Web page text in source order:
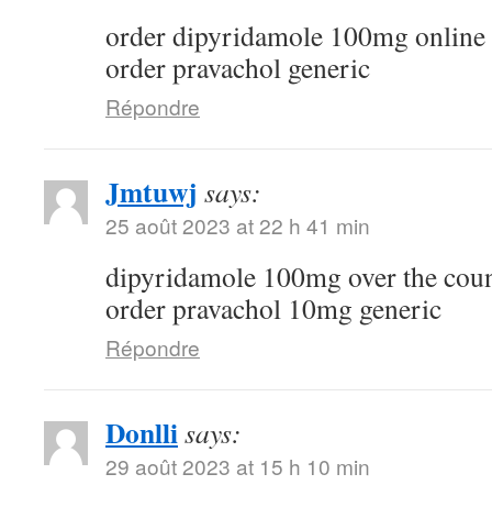
order dipyridamole 100mg online
order pravachol generic
Répondre
Jmtuwj says:
25 août 2023 at 22 h 41 min
dipyridamole 100mg over the
order pravachol 10mg generic
Répondre
Donllisays:
29 août 2023 at 15 h 10 min